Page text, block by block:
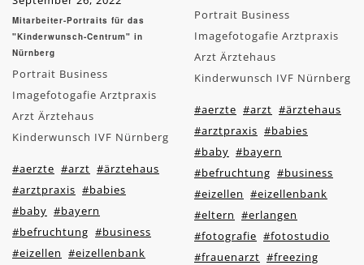
Mitarbeiter-Portraits für das
"Kinderwunsch-Centrum" in
Nürnberg
Portrait Business
Imagefotogafie Arztpraxis
Arzt Ärztehaus
Kinderwunsch IVF Nürnberg
#aerzte #arzt #ärztehaus
#arztpraxis #babies
#baby #bayern
#befruchtung #business
#eizellen #eizellenbank
Portrait Business
Imagefotogafie Arztpraxis
Arzt Ärztehaus
Kinderwunsch IVF Nürnberg
#aerzte #arzt #ärztehaus
#arztpraxis #babies
#baby #bayern
#befruchtung #business
#eizellen #eizellenbank
#eltern #erlangen
#fotografie #fotostudio
#frauenarzt #freezing